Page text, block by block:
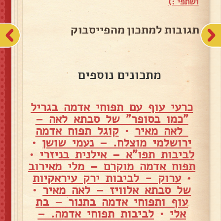
תגובות למתכון מהפייסבוק
מתכונים נוספים
כרעי עוף עם תפוחי אדמה בגריל
"כמו בסופר" של סבתא לאה –
לאה מאיר •קוגל תפוח אדמה
ירושלמי מוצלח. – נעמי שושן •
לביבות תפו"א – אילנית בניזרי •
תפוח אדמה מוקרם – מלי מאירוב
•ערוק - לביבות ירק עיראקיות
של סבתא אלוויז – לאה מאיר •
עוף ותפוחי אדמה בתנור – בת
אלי • לביבות תפוחי אדמה. –